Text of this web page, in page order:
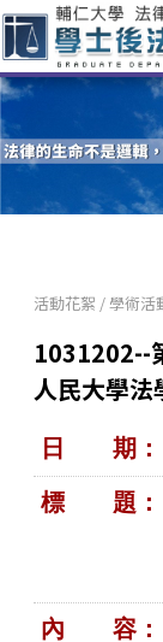
活動花絮 /學術活
1031202--
人民大學
日 期：
標 題：
內 容：